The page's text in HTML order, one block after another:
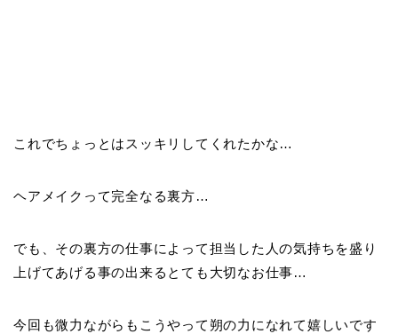
これでちょっとはスッキリしてくれたかな…
ヘアメイクって完全なる裏方…
でも、その裏方の仕事によって担当した人の気持ちを盛り
上げてあげる事の出来るとても大切なお仕事…
今回も微力ながらもこうやって朔の力になれて嬉しいです